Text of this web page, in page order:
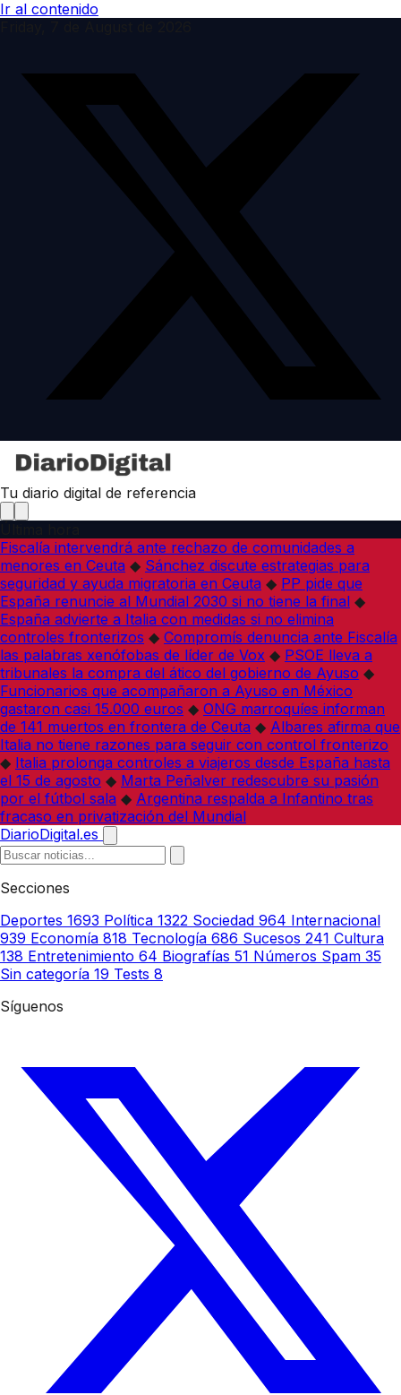
Ir al contenido
Tu diario digital de referencia
Fiscalía intervendrá ante rechazo de comunidades a
menores en Ceuta ◆ Sánchez discute estrategias para
seguridad y ayuda migratoria en Ceuta ◆ PP pide que
España renuncie al Mundial 2030 si no tiene la final ◆
España advierte a Italia con medidas si no elimina
controles fronterizos ◆ Compromís denuncia ante Fiscalía
las palabras xenófobas de líder de Vox ◆ PSOE lleva a
tribunales la compra del ático del gobierno de Ayuso ◆
Funcionarios que acompañaron a Ayuso en México
gastaron casi 15.000 euros ◆ ONG marroquíes informan
de 141 muertos en frontera de Ceuta ◆ Albares afirma que
Italia no tiene razones para seguir con control fronterizo
◆ Italia prolonga controles a viajeros desde España hasta
el 15 de agosto ◆ Marta Peñalver redescubre su pasión
por el fútbol sala ◆ Argentina respalda a Infantino tras
fracaso en privatización del Mundial
DiarioDigital.es
Secciones
Deportes 1693 Política 1322 Sociedad 964 Internacional
939 Economía 818 Tecnología 686 Sucesos 241 Cultura
138 Entretenimiento 64 Biografías 51 Números Spam 35
Sin categoría 19 Tests 8
Síguenos